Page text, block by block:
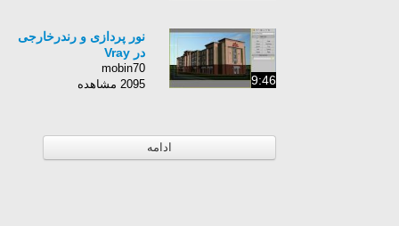
9:46
نور پردازی و رندرخارجی
در Vray
mobin70
2095 مشاهده
ادامه